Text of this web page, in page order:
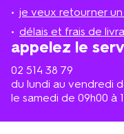
je veux retourner
délais et frais de
appelez le
02 514 38 79
du lundi au vendredi
le samedi de 09h00 à
plus
proche